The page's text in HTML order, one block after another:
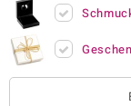
Collection